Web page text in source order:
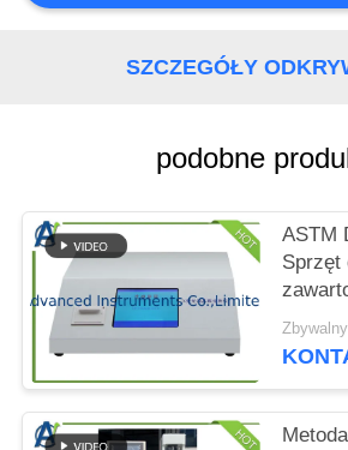
POPROSIĆ
PRIVACY
POLICY
SZCZEGÓŁY
podobne
ASTM
Sprzęt
oleju